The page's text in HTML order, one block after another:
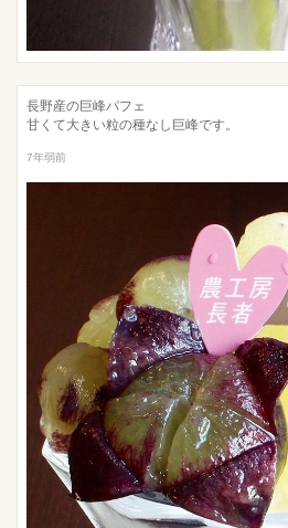
長野産の巨峰パフェ
甘くて大きい粒の種なし巨峰です。
7年弱前